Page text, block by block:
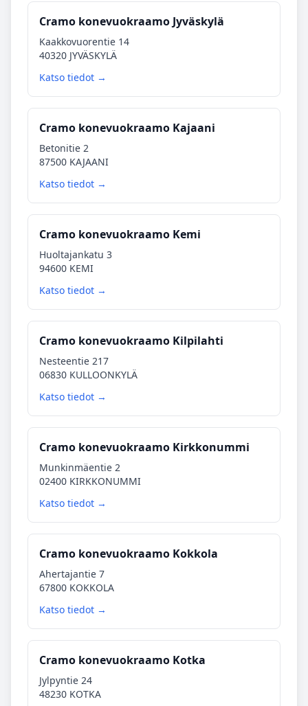
Cramo konevuokraamo Jyväskylä
Kaakkovuorentie 14
40320 JYVÄSKYLÄ
Katso tiedot →
Cramo konevuokraamo Kajaani
Betonitie 2
87500 KAJAANI
Katso tiedot →
Cramo konevuokraamo Kemi
Huoltajankatu 3
94600 KEMI
Katso tiedot →
Cramo konevuokraamo Kilpilahti
Nesteentie 217
06830 KULLOONKYLÄ
Katso tiedot →
Cramo konevuokraamo Kirkkonummi
Munkinmäentie 2
02400 KIRKKONUMMI
Katso tiedot →
Cramo konevuokraamo Kokkola
Ahertajantie 7
67800 KOKKOLA
Katso tiedot →
Cramo konevuokraamo Kotka
Jylpyntie 24
48230 KOTKA